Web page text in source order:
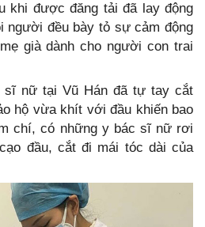
khi được đăng tải đã lay động
người đều bày tỏ sự cảm động
già dành cho người con trai
sĩ nữ tại Vũ Hán đã tự tay cắt
hộ vừa khít với đầu khiến bao
chí, có những y bác sĩ nữ rơi
đầu, cắt đi mái tóc dài của